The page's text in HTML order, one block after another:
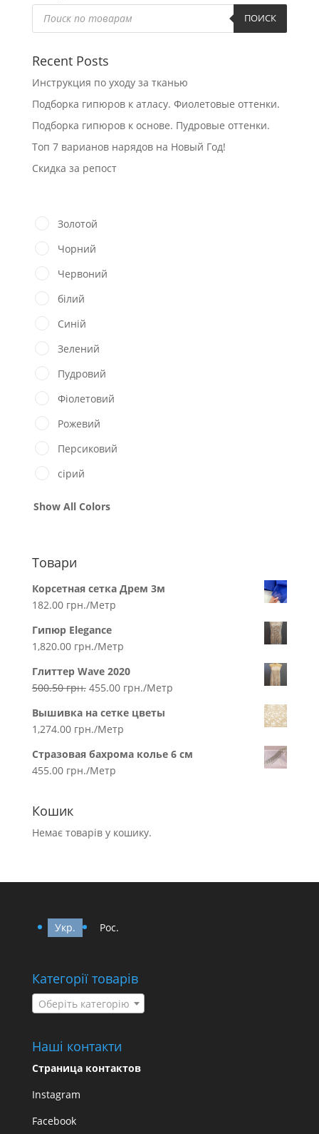
Пошук
товарів ПОИСК
Recent Posts
Инструкция по уходу за тканью
Подборка гипюров к атласу. Фиолетовые оттенки.
Подборка гипюров к основе. Пудровые оттенки.
Топ 7 варианов нарядов на Новый Год!
Скидка за репост
Золотой
Чорний
Червоний
білий
Синій
Зелений
Пудровий
Фіолетовий
Рожевий
Персиковий
сірий
Show All Colors
Товари
Корсетная сетка Дрем 3м
182.00 грн./Метр
Гипюр Elegance
1,820.00 грн./Метр
Глиттер Wave 2020
500.50грн. 455.00 грн./Метр
Вышивка на сетке цветы
1,274.00 грн./Метр
Стразовая бахрома колье 6 см
455.00 грн./Метр
Кошик
Немає товарів у кошику.
Укр. Рос.
Категорії товарів
Оберіть категорію
Наші контакти
Страница контактов
Instagram
Facebook